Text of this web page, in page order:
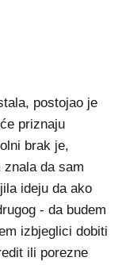
postojao je
priznaju
brak je,
znala da sam
ideju da ako
- da budem
izbjeglici dobiti
ili porezne